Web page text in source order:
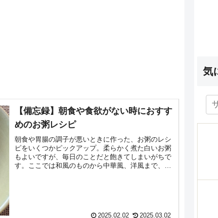
【備忘録】朝食や食欲がない時におすす
めのお粥レシピ
朝食や胃腸の調子が悪いときに作った、お粥のレシ
ピをいくつかピックアップ。柔らかく煮た白いお粥
もよいですが、毎日のことだと飽きてしまいがちで
す。ここでは和風のものから中華風、洋風まで、自
2025.02.02 2025.03.02
気